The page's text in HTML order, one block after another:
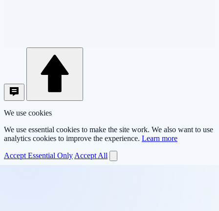
We use cookies
We use essential cookies to make the site work. We also want to use
analytics cookies to improve the experience. Learn more
Accept Essential Only Accept All